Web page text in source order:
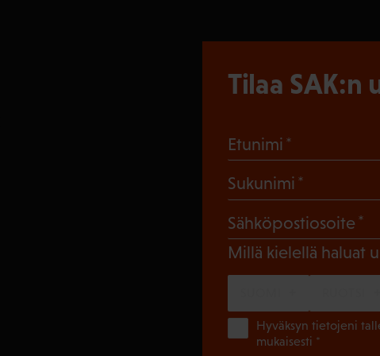
Tilaa SAK:n
Etunimi
Sukunimi
Sähköpostiosoite
Millä kielellä haluat
Hyväksyn tietojeni
mukaisesti *